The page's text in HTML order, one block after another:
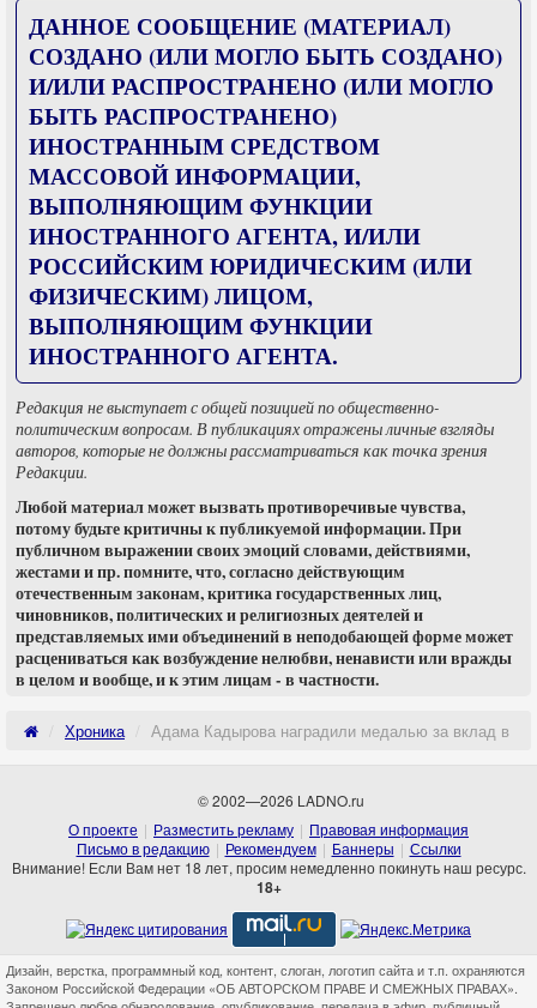
ДАННОЕ СООБЩЕНИЕ (МАТЕРИАЛ)
СОЗДАНО (ИЛИ МОГЛО БЫТЬ СОЗДАНО)
И/ИЛИ РАСПРОСТРАНЕНО (ИЛИ МОГЛО
БЫТЬ РАСПРОСТРАНЕНО)
ИНОСТРАННЫМ СРЕДСТВОМ
МАССОВОЙ ИНФОРМАЦИИ,
ВЫПОЛНЯЮЩИМ ФУНКЦИИ
ИНОСТРАННОГО АГЕНТА, И/ИЛИ
РОССИЙСКИМ ЮРИДИЧЕСКИМ (ИЛИ
ФИЗИЧЕСКИМ) ЛИЦОМ,
ВЫПОЛНЯЮЩИМ ФУНКЦИИ
ИНОСТРАННОГО АГЕНТА.
Редакция не выступает с общей позицией по общественно-
политическим вопросам. В публикациях отражены личные взгляды
авторов, которые не должны рассматриваться как точка зрения
Редакции.
Любой материал может вызвать противоречивые чувства,
потому будьте критичны к публикуемой информации. При
публичном выражении своих эмоций словами, действиями,
жестами и пр. помните, что, согласно действующим
отечественным законам, критика государственных лиц,
чиновников, политических и религиозных деятелей и
представляемых ими объединений в неподобающей форме может
расцениваться как возбуждение нелюбви, ненависти или вражды
в целом и вообще, и к этим лицам - в частности.
Хроника Адама Кадырова наградили медалью за вклад в
© 2002—2026 LADNO.ru
О проекте
Разместить рекламу
Правовая информация
Письмо в редакцию
Рекомендуем Баннеры
Ссылки
Внимание! Если Вам нет 18 лет, просим немедленно покинуть наш ресурс.
18+
Дизайн, верстка, программный код, контент, слоган, логотип сайта и т.п. охраняются
Законом Российской Федерации «ОБ АВТОРСКОМ ПРАВЕ И СМЕЖНЫХ ПРАВАХ».